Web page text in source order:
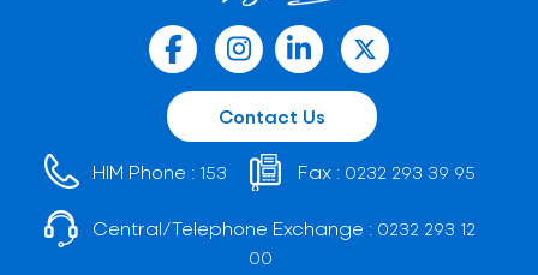
Contact Us
HIM Phone : 153 Fax : 0232 293 39 95
Central/Telephone Exchange : 0232 293 12
00